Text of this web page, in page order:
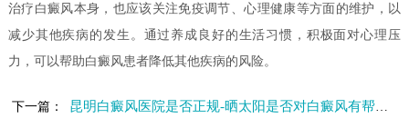
治疗白癜风本身，也应该关注免疫调节、心理健康等方面的维护，以
减少其他疾病的发生。通过养成良好的生活习惯，积极面对心理压
力，可以帮助白癜风患者降低其他疾病的风险。
下一篇： 昆明白癜风医院是否正规-晒太阳是否对白癜风有帮助呢